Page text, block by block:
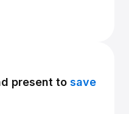
present to save